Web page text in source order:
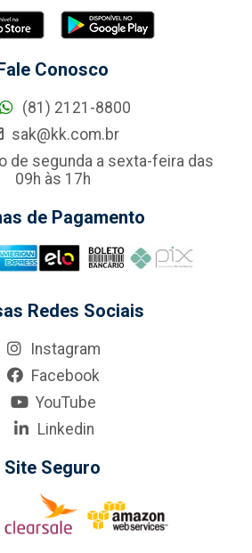
Conosco
(81) 2121-8800
sak@kk.com.br
de segunda a sexta-feira das
09h às 17h
de Pagamento
Redes Sociais
Instagram
Facebook
YouTube
Linkedin
Site Seguro